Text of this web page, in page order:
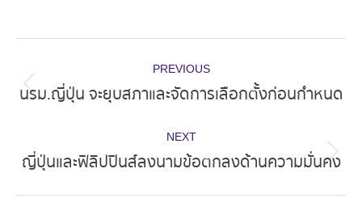
navigation
PREVIOUS
Previous
นรม.ญี่ปุ่น จะยุบสภาและจัดการเลือกตั้งก่อนกำหนด
NEXT
Next
ญี่ปุ่นและฟิลิปปินส์ลงนามข้อตกลงด้านความมั่นคง